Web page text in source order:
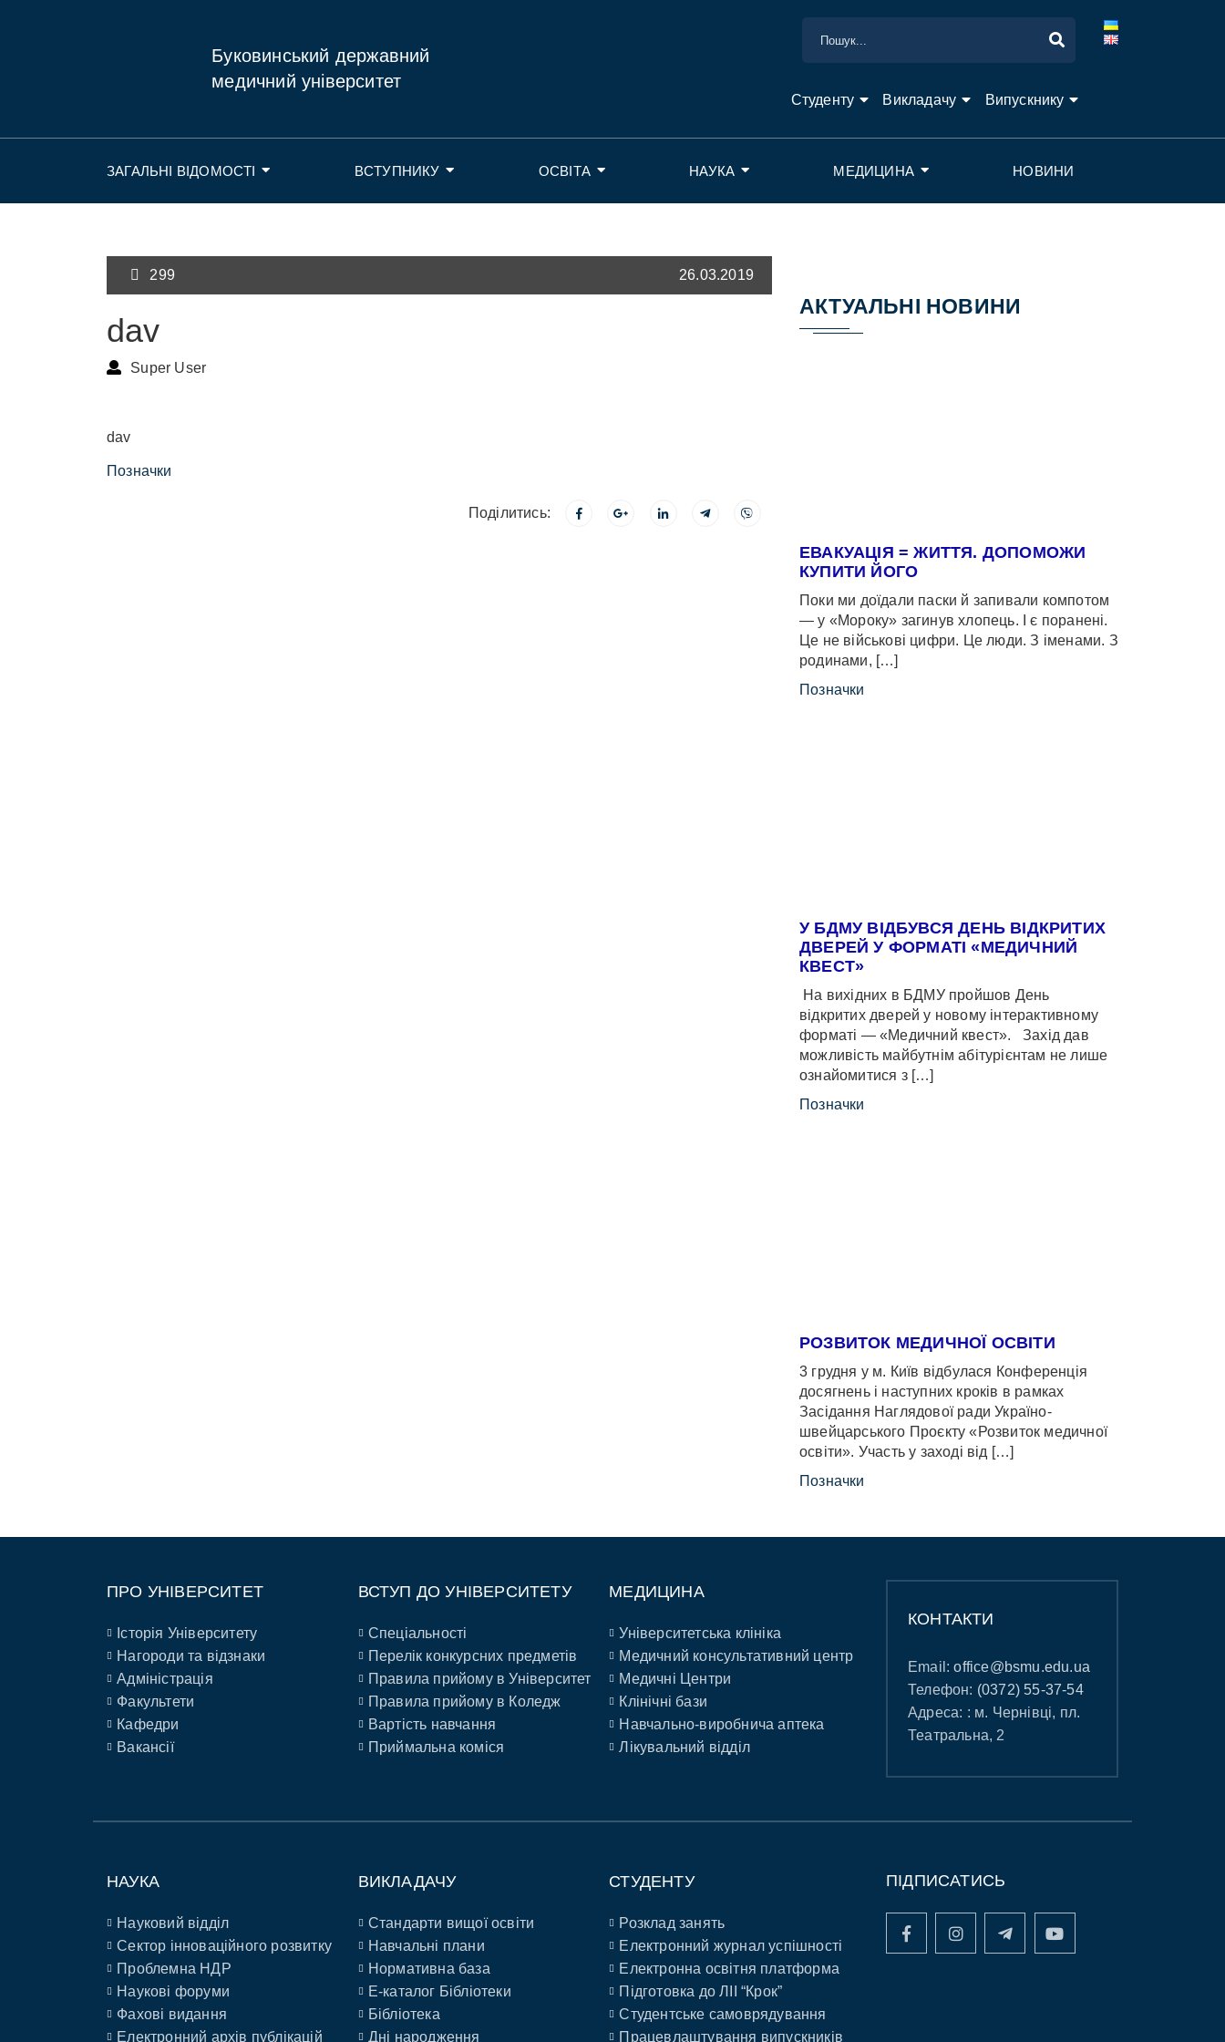
Буковинський державний
медичний університет
Студенту Викладачу Випускнику
ЗАГАЛЬНІ ВІДОМОСТІ ВСТУПНИКУ ОСВІТА НАУКА МЕДИЦИНА НОВИНИ
299 26.03.2019
dav
Super User
dav
Позначки
Поділитись:
АКТУАЛЬНІ НОВИНИ
ЕВАКУАЦІЯ = ЖИТТЯ. ДОПОМОЖИ
КУПИТИ ЙОГО
Поки ми доїдали паски й запивали компотом
— у «Мороку» загинув хлопець. І є поранені.
Це не військові цифри. Це люди. З іменами. З
родинами, […]
Позначки
У БДМУ ВІДБУВСЯ ДЕНЬ ВІДКРИТИХ
ДВЕРЕЙ У ФОРМАТІ «МЕДИЧНИЙ
КВЕСТ»
На вихідних в БДМУ пройшов День
відкритих дверей у новому інтерактивному
форматі — «Медичний квест». Захід дав
можливість майбутнім абітурієнтам не лише
ознайомитися з […]
Позначки
РОЗВИТОК МЕДИЧНОЇ ОСВІТИ
3 грудня у м. Київ відбулася Конференція
досягнень і наступних кроків в рамках
Засідання Наглядової ради Україно-
швейцарського Проєкту «Розвиток медичної
освіти». Участь у заході від […]
Позначки
ПРО УНІВЕРСИТЕТ
Історія Університету
Нагороди та відзнаки
Адміністрація
Факультети
Кафедри
Вакансії
ВСТУП ДО УНІВЕРСИТЕТУ
Спеціальності
Перелік конкурсних предметів
Правила прийому в Університет
Правила прийому в Коледж
Вартість навчання
Приймальна коміся
МЕДИЦИНА
Університетська клініка
Медичний консультативний центр
Медичні Центри
Клінічні бази
Навчально-виробнича аптека
Лікувальний відділ
КОНТАКТИ
Email:office@bsmu.edu.ua
Телефон: (0372) 55-37-54
Адреса: : м. Чернівці, пл.
Театральна, 2
НАУКА
Науковий відділ
Сектор інноваційного розвитку
Проблемна НДР
Наукові форуми
Фахові видання
Електронний архів публікацій
ВИКЛАДАЧУ
Стандарти вищої освіти
Навчальні плани
Нормативна база
E-каталог Бібліотеки
Бібліотека
Дні народження
СТУДЕНТУ
Розклад занять
Електронний журнал успішності
Електронна освітня платформа
Підготовка до ЛІІ “Крок”
Студентське самоврядування
Працевлаштування випускників
ПІДПИСАТИСЬ